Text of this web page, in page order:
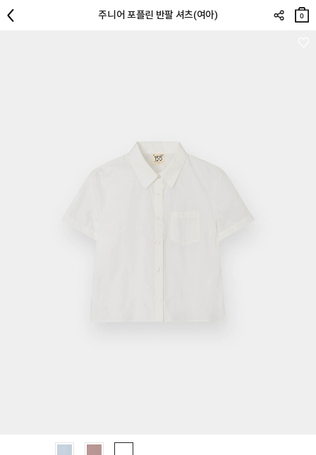
주니어 포플린 반팔 셔츠(여아)
장바
구니
0